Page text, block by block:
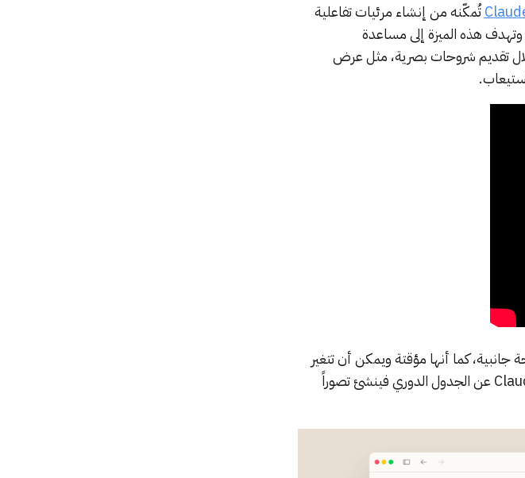
تُمكّنه من إنشاء مرئيات تفاعلية
هذه الميزة إلى مساعدة
تقديم شروحات بصرية، مثل عرض
كما أنها مؤقتة ويمكن أن تتغير
أو تختفي حسب سياق الحوار. على سبيل المثال، يمكنك أن تسأل Claude عن الجدول الدوري فينشئ تصوراً